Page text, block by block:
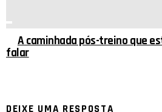
A caminhada pós-treino que
falar
DEIXE UMA RESPOSTA